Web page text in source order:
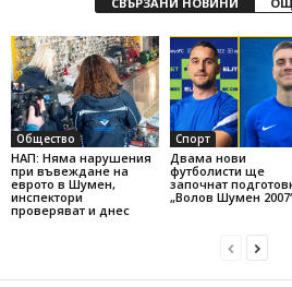
Общество
НАП: Няма нарушения
при въвеждане на
еврото в Шумен,
инспектори
проверяват и днес
Спорт
Двама нови
футболисти ще
започнат
„Волов Шумен